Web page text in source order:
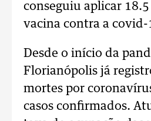
conseguiu aplicar
vacina contra a covid-
Desde o início da
Florianópolis já
mortes por
casos confirmados.